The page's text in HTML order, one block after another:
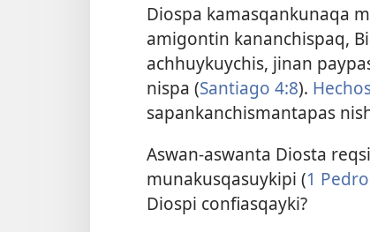
Diospa kamasqankunaqa
amigontin kananchispaq,
achhuykuychis, jinan
nispa (Santiago 4:8).
sapankanchismantapas
Aswan-aswanta Diosta
munakusqasuykipi (1
Diospi confiasqayki?